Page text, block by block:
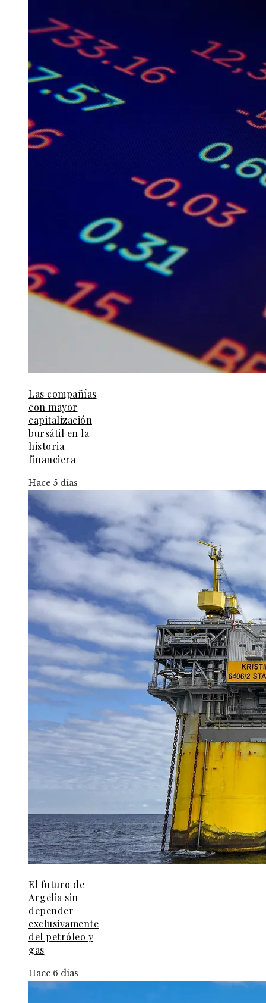
Las compañías
con mayor
capitalización
bursátil en la
historia
financiera
Hace 5 días
El futuro de
Argelia sin
depender
exclusivamente
del petróleo y
gas
Hace 6 días